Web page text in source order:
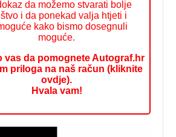
da možemo stvarati bolje
i da ponekad valja htjeti i
kako bismo dosegnuli
moguće.
vas da pomognete Autograf.hr
priloga na naš račun (kliknite
ovdje).
Hvala vam!